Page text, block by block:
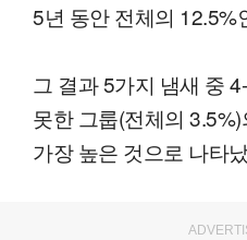
5년 동안 전체의 12.5%
그 결과 5가지 냄새 중
못한 그룹(전체의
가장 높은 것으로 나타